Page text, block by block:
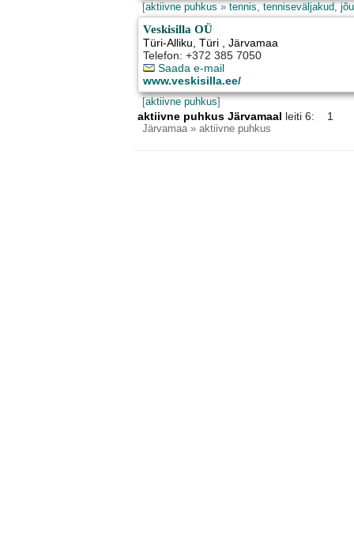
[aktiivne puhkus»tennis, tenniseväljakud,
Veskisilla OÜ
Türi-Alliku,Türi , Järvamaa
Telefon: +372 385 7050
Saada e-mail
www.veskisilla.ee/
[aktiivne puhkus]
aktiivne puhkus Järvamaal leiti 6: 1
Järvamaa» aktiivne puhkus